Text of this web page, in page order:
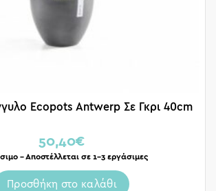
Ecopots Antwerp Σε Γκρι 40cm
50,40€
– Αποστέλλεται σε 1-3 εργάσιμες
Προσθήκη στο καλάθι